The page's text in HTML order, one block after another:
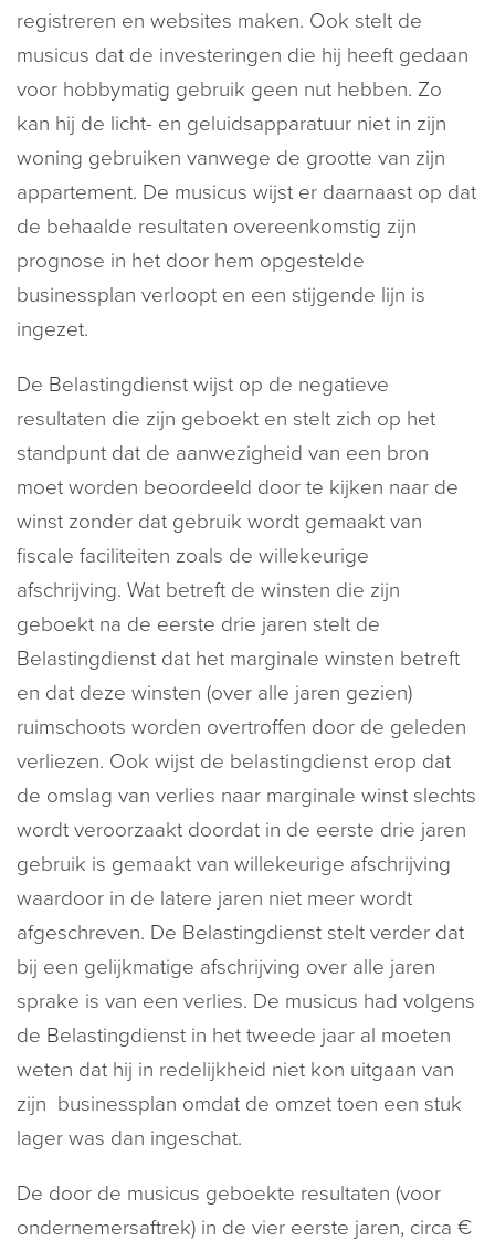
registreren en websites maken. Ook stelt de
musicus dat de investeringen die hij heeft gedaan
voor hobbymatig gebruik geen nut hebben. Zo
kan hij de licht- en geluidsapparatuur niet in zijn
woning gebruiken vanwege de grootte van zijn
appartement. De musicus wijst er daarnaast op dat
de behaalde resultaten overeenkomstig zijn
prognose in het door hem opgestelde
businessplan verloopt en een stijgende lijn is
ingezet.
De Belastingdienst wijst op de negatieve
resultaten die zijn geboekt en stelt zich op het
standpunt dat de aanwezigheid van een bron
moet worden beoordeeld door te kijken naar de
winst zonder dat gebruik wordt gemaakt van
fiscale faciliteiten zoals de willekeurige
afschrijving. Wat betreft de winsten die zijn
geboekt na de eerste drie jaren stelt de
Belastingdienst dat het marginale winsten betreft
en dat deze winsten (over alle jaren gezien)
ruimschoots worden overtroffen door de geleden
verliezen. Ook wijst de belastingdienst erop dat
de omslag van verlies naar marginale winst slechts
wordt veroorzaakt doordat in de eerste drie jaren
gebruik is gemaakt van willekeurige afschrijving
waardoor in de latere jaren niet meer wordt
afgeschreven. De Belastingdienst stelt verder dat
bij een gelijkmatige afschrijving over alle jaren
sprake is van een verlies. De musicus had volgens
de Belastingdienst in het tweede jaar al moeten
weten dat hij in redelijkheid niet kon uitgaan van
zijn businessplan omdat de omzet toen een stuk
lager was dan ingeschat.
De door de musicus geboekte resultaten (voor
ondernemersaftrek) in de vier eerste jaren, circa €